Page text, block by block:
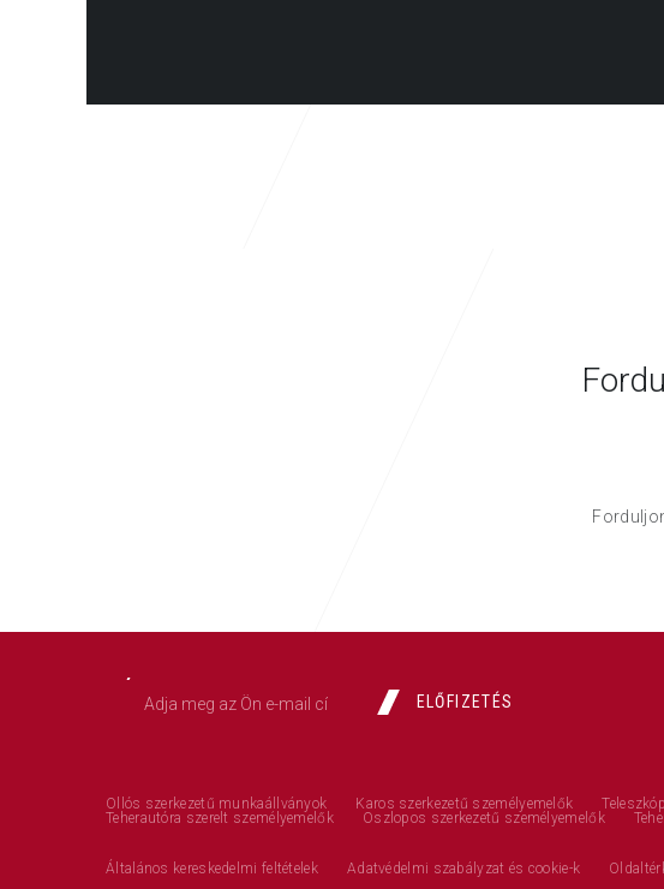
ELŐFIZETÉS
Ollós szerkezetű munkaállványok Karos szerkezetű személyemelők
Teherautóra szerelt személyemelők
Oszlopos szerkezetű személyemelők
Általános kereskedelmi feltételek Adatvédelmi szabályzat és cookie-k